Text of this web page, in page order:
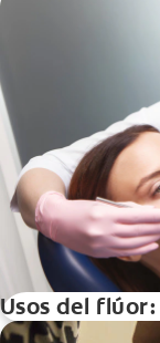
Usos del